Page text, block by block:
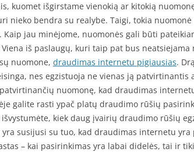
kuomet išgirstame vienokią ar kitokią
nieko bendra su realybe. Taigi, tokia
Kaip jau minėjome, nuomonės gali būti
iš paslaugų, kuri taip pat bus
nuomone, draudimas internetu pigiausias.
nes egzistuoja ne vienas ją patvirtinantis
nuomonę, kad draudimas
galite rasti ypač platų draudimo rūšių
kiek daug įvairių draudimo rūšių
yra susijusi su tuo, kad draudimas internetu yra
– kai pasirinkimas yra labai didelės, tai ir